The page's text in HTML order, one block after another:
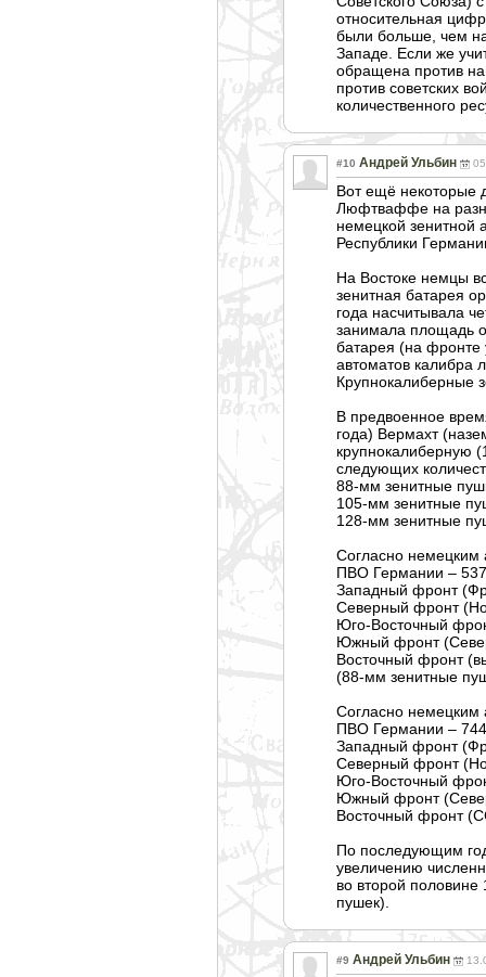
относительная
были больше, чем
Западе. Если же
обращена против
против советских
количественного
#10 Андрей Ульбин
Вот ещё некоторые
Люфтваффе на
немецкой зенитной
Республики
На Востоке немцы
зенитная батарея
года насчитывала
занимала площадь
батарея (на фронте
автоматов калибра
Крупнокалиберные
В предвоенное
года) Вермахт
крупнокалиберную
следующих
88-мм зенитные
105-мм зенитные
128-мм зенитные
Согласно
ПВО Германии –
Западный фронт
Северный фронт
Юго-Восточный
Южный фронт
Восточный фронт
(88-мм зенитные
Согласно
ПВО Германии –
Западный фронт
Северный фронт
Юго-Восточный
Южный фронт
Восточный фронт
По последующим
увеличению
во второй
пушек).
#9 Андрей Ульбин